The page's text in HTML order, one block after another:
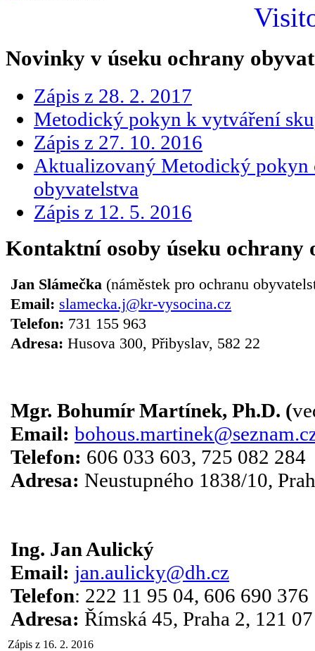
Novinky v úseku ochrany
Zápis z 28. 2. 2017
Metodický pokyn k vytváření
Zápis z 27. 10. 2016
Aktualizovaný Metodický pokyn
obyvatelstva
Zápis z 12. 5. 2016
Kontaktní osoby úseku ochrany
Jan Slámečka (náměstek pro ochranu
Email: slamecka.j@kr-vysocina.cz
Telefon: 731 155 963
Adresa: Husova 300, Přibyslav, 582 22
Mgr. Bohumír Martínek, Ph.D. (
Email:
Telefon: 606 033 603, 725 082 284
Adresa: Neustupného 1838/10,
Ing. Jan Aulický
Email: jan.aulicky@dh.cz
Telefon: 222 11 95 04, 606 690 376
Adresa: Římská 45, Praha 2, 121 07
Zápis z 16. 2. 2016